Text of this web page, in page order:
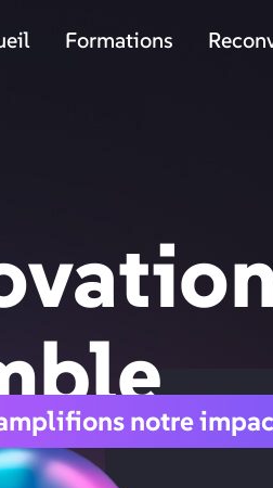
Formations
notre